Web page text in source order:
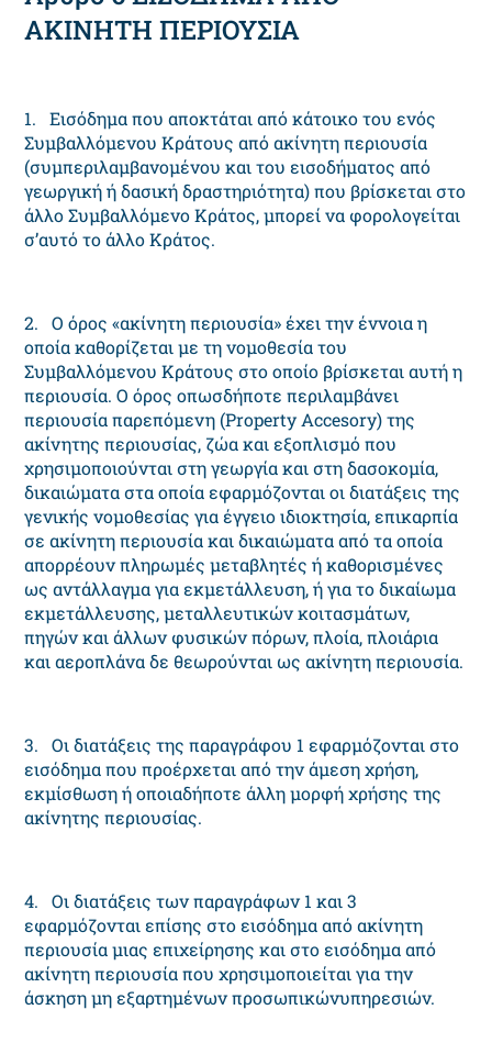
AKINHTH ΠEPIOYΣIA
1. Eισόδημα που αποκτάται από κάτοικο του ενός
Συμβαλλόμενου Kράτους από ακίνητη περιουσία
(συμπεριλαμβανομένου και του εισοδήματος από
γεωργική ή δασική δραστηριότητα) που βρίσκεται στο
άλλο Συμβαλλόμενο Kράτος, μπορεί να φορολογείται
σ’αυτό το άλλο Kράτος.
2. O όρος «ακίνητη περιουσία» έχει την έννοια η
οποία καθορίζεται με τη νομοθεσία του
Συμβαλλόμενου Kράτους στο οποίο βρίσκεται αυτή η
περιουσία. O όρος οπωσδήποτε περιλαμβάνει
περιουσία παρεπόμενη (Property Accesory) της
ακίνητης περιουσίας, ζώα και εξοπλισμό που
χρησιμοποιούνται στη γεωργία και στη δασοκομία,
δικαιώματα στα οποία εφαρμόζονται οι διατάξεις της
γενικής νομοθεσίας για έγγειο ιδιοκτησία, επικαρπία
σε ακίνητη περιουσία και δικαιώματα από τα οποία
απορρέουν πληρωμές μεταβλητές ή καθορισμένες
ως αντάλλαγμα για εκμετάλλευση, ή για το δικαίωμα
εκμετάλλευσης, μεταλλευτικών κοιτασμάτων,
πηγών και άλλων φυσικών πόρων, πλοία, πλοιάρια
και αεροπλάνα δε θεωρούνται ως ακίνητη περιουσία.
3. Oι διατάξεις της παραγράφου 1 εφαρμόζονται στο
εισόδημα που προέρχεται από την άμεση χρήση,
εκμίσθωση ή οποιαδήποτε άλλη μορφή χρήσης της
ακίνητης περιουσίας.
4. Oι διατάξεις των παραγράφων 1 και 3
εφαρμόζονται επίσης στο εισόδημα από ακίνητη
περιουσία μιας επιχείρησης και στο εισόδημα από
ακίνητη περιουσία που χρησιμοποιείται για την
άσκηση μη εξαρτημένων προσωπικώνυπηρεσιών.